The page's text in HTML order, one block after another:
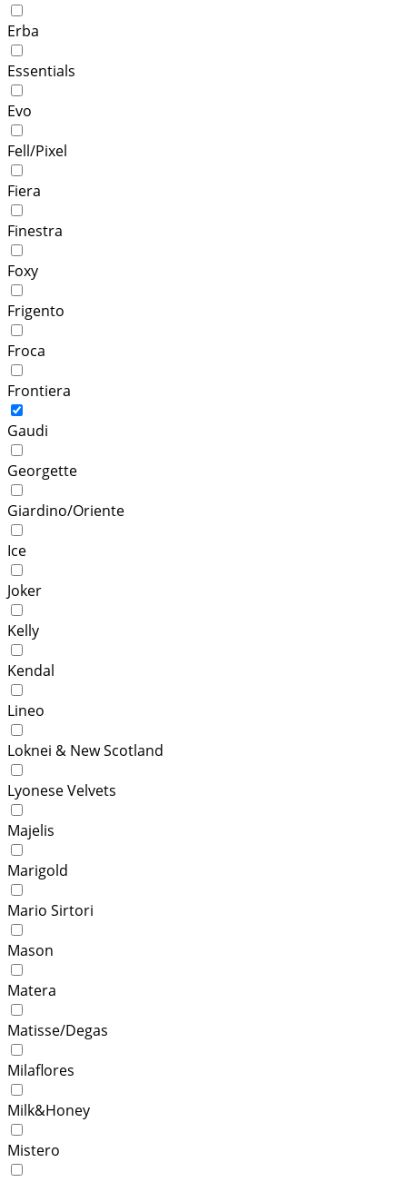
Erba
Essentials
Evo
Fell/Pixel
Fiera
Finestra
Foxy
Frigento
Froca
Frontiera
Gaudi
Georgette
Giardino/Oriente
Ice
Joker
Kelly
Kendal
Lineo
Loknei & New Scotland
Lyonese Velvets
Majelis
Marigold
Mario Sirtori
Mason
Matera
Matisse/Degas
Milaflores
Milk&Honey
Mistero